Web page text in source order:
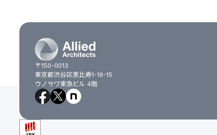
〒150-0013
東京都渋谷区恵比寿1-19-15
ウノサワ東急ビル 4階